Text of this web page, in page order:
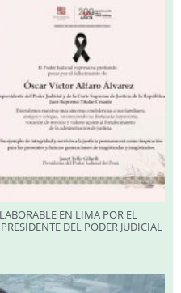
EN LIMA POR EL
DEL PODER JUDICIAL